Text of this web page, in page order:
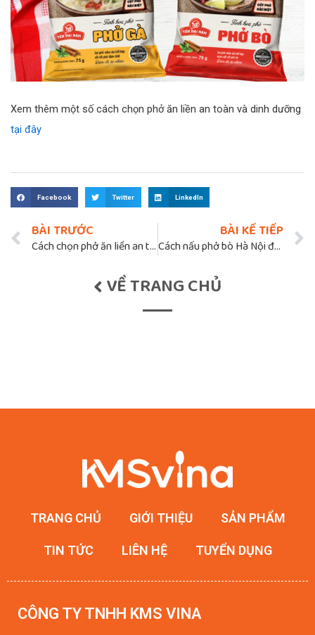
Xem thêm một số cách chọn phở ăn liền an toàn và dinh dưỡng
tại đây
Facebook Twitter LinkedIn
BÀI TRƯỚC
Cách chọn phở ăn liền an toàn và dinh dưỡng
BÀI KẾ TIẾP
Cách nấu phở bò Hà Nội đơn giản nhất
VỀ TRANG CHỦ
TRANG CHỦ GIỚI THIỆU SẢN PHẨM
TIN TỨC LIÊN HỆ TUYỂN DỤNG
CÔNG TY TNHH KMS VINA